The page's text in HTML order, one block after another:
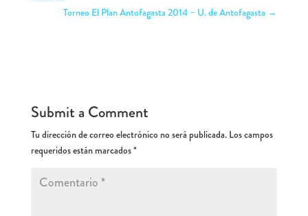
Torneo El Plan Antofagasta 2014 – U. de Antofagasta →
Submit a Comment
Tu dirección de correo electrónico no será publicada. Los campos
requeridos están marcados*